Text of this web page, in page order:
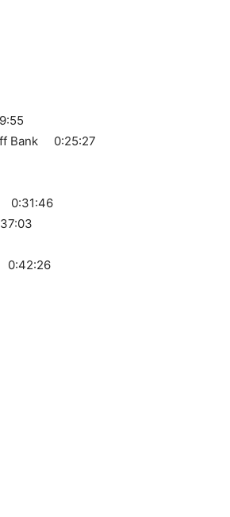
Bank 0:25:27
0:31:46
0:42:26